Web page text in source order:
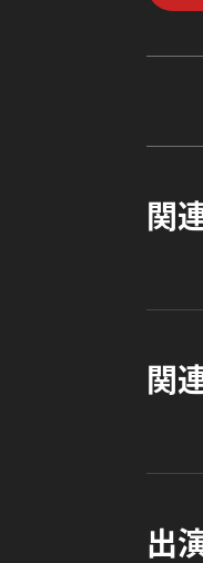
関
関
出